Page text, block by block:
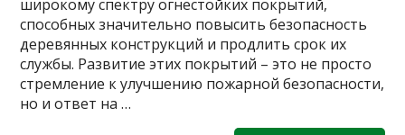
широкому спектру огнестойких покрытий,
способных значительно повысить безопасность
деревянных конструкций и продлить срок их
службы. Развитие этих покрытий – это не просто
стремление к улучшению пожарной безопасности,
но и ответ на …